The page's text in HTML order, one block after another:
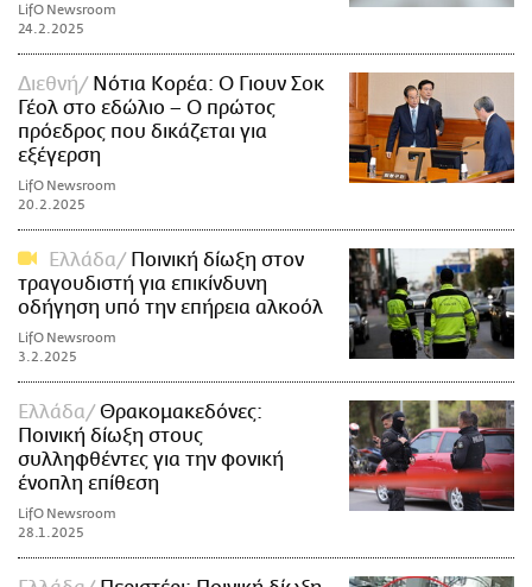
LifO Newsroom
24.2.2025
Διεθνή
Νότια Κορέα: Ο Γιουν Σοκ
Γέολ στο εδώλιο – Ο πρώτος
πρόεδρος που δικάζεται για
εξέγερση
LifO Newsroom
20.2.2025
Ελλάδα
Ποινική δίωξη στον
τραγουδιστή για επικίνδυνη
οδήγηση υπό την επήρεια αλκοόλ
LifO Newsroom
3.2.2025
Ελλάδα
Θρακομακεδόνες:
Ποινική δίωξη στους
συλληφθέντες για την φονική
ένοπλη επίθεση
LifO Newsroom
28.1.2025